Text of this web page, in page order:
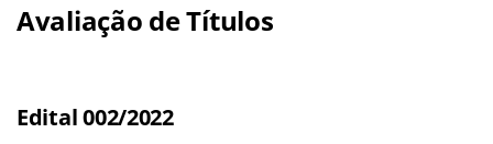
Avaliação de Títulos
Edital 002/2022